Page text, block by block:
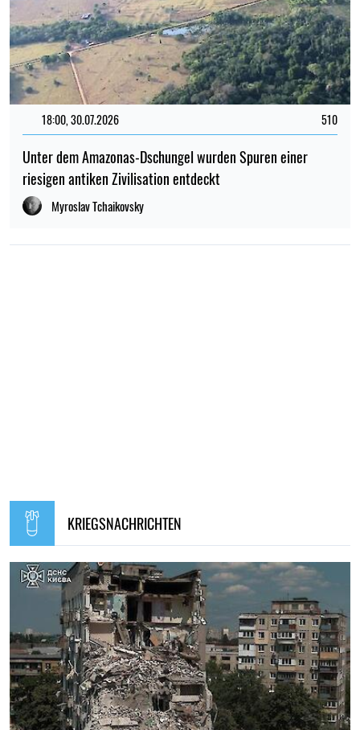
18:00, 30.07.2026 510
Unter dem Amazonas-Dschungel wurden Spuren einer
riesigen antiken Zivilisation entdeckt
Myroslav Tchaikovsky
KRIEGSNACHRICHTEN